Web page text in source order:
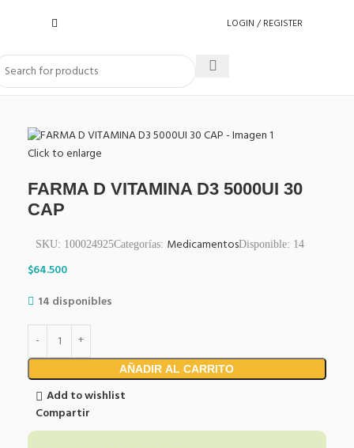
LOGIN / REGISTER
Click to enlarge
FARMA D VITAMINA D3 5000UI 30
CAP
SKU: 100024925Categorías: MedicamentosDisponible: 14
$64.500
14 disponibles
AÑADIR AL CARRITO
Add to wishlist
Compartir